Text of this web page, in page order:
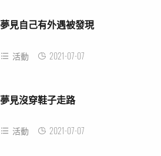
夢見自己有外遇被發現
活動 2021-07-07
夢見沒穿鞋子走路
活動 2021-07-07